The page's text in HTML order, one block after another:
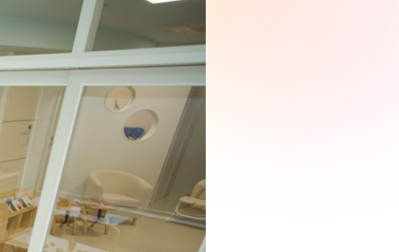
New Graduate
新卒採用について
保育園ではたらく
学童児童館ではたらく
インターンシップ